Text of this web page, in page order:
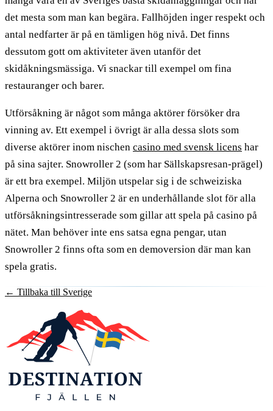
det mesta som man kan begära. Fallhöjden inger respekt och
antal nedfarter är på en tämligen hög nivå. Det finns
dessutom gott om aktiviteter även utanför det
skidåkningsmässiga. Vi snackar till exempel om fina
restauranger och barer.
Utförsåkning är något som många aktörer försöker dra
vinning av. Ett exempel i övrigt är alla dessa slots som
diverse aktörer inom nischen casino med svensk licens har
på sina sajter. Snowroller 2 (som har Sällskapsresan-prägel)
är ett bra exempel. Miljön utspelar sig i de schweiziska
Alperna och Snowroller 2 är en underhållande slot för alla
utförsåkningsintresserade som gillar att spela på casino på
nätet. Man behöver inte ens satsa egna pengar, utan
Snowroller 2 finns ofta som en demoversion där man kan
spela gratis.
← Tillbaka till Sverige